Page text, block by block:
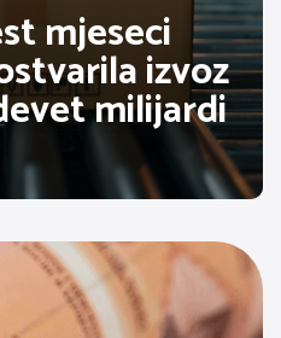
mjeseci
izvoz
milijardi